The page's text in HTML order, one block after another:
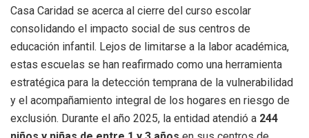
Casa Caridad se acerca al cierre del curso escolar
consolidando el impacto social de sus centros de
educación infantil. Lejos de limitarse a la labor académica,
estas escuelas se han reafirmado como una herramienta
estratégica para la detección temprana de la vulnerabilidad
y el acompañamiento integral de los hogares en riesgo de
exclusión. Durante el año 2025, la entidad atendió a 244